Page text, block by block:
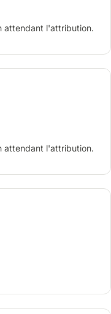
attendant l'attribution.
attendant l'attribution.